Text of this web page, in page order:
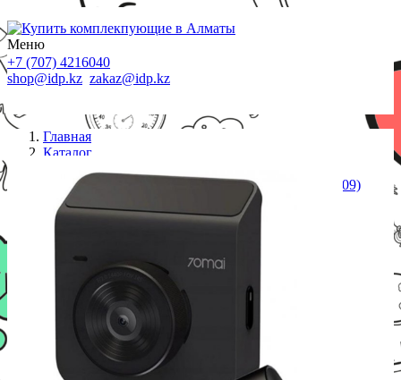
Меню
+7 (707) 4216040
shop@idp.kz zakaz@idp.kz
Главная
Каталог
Видеорегистраторы
Видеорегистратор 70mai Dash cam A400 gray(RC09)